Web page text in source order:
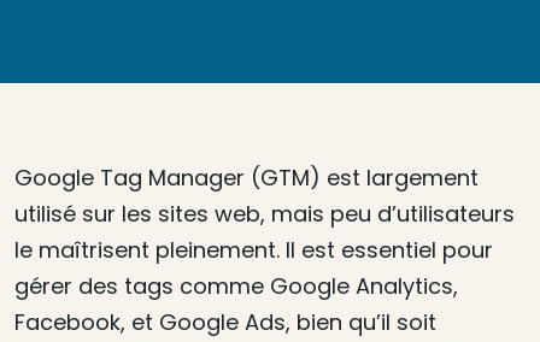
Google Tag Manager (GTM) est largement
utilisé sur les sites web, mais peu d’utilisateurs
le maîtrisent pleinement. Il est essentiel pour
gérer des tags comme Google Analytics,
Facebook, et Google Ads, bien qu’il soit